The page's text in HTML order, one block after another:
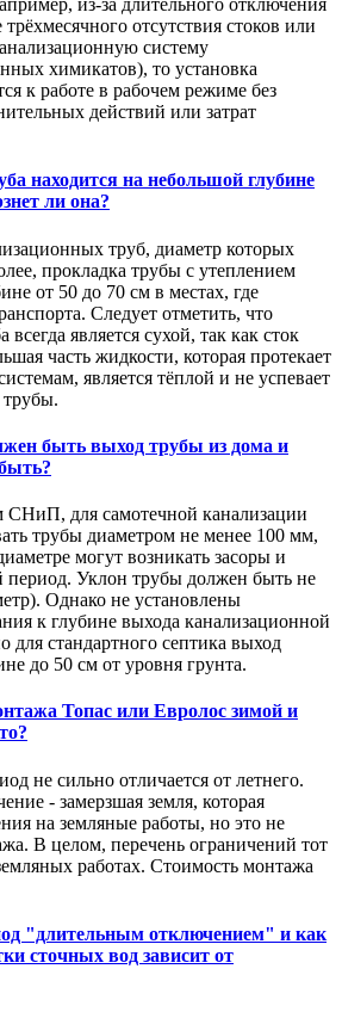
из-за длительного отключения
отсутствия стоков или
систему
химикатов), то установка
к работе в рабочем режиме без
действий или затрат
находится на небольшой глубине
ли она?
труб, диаметр которых
прокладка трубы с утеплением
от 50 до 70 см в местах, где
Следует отметить, что
всегда является сухой, так как сток
часть жидкости, которая протекает
является тёплой и не успевает
трубы.
быть выход трубы из дома и
СНиП, для самотечной канализации
трубы диаметром не менее 100 мм,
могут возникать засоры и
период. Уклон трубы должен быть не
Однако не установлены
к глубине выхода канализационной
стандартного септика выход
до 50 см от уровня грунта.
Топас или Евролос зимой и
не сильно отличается от летнего.
- замерзшая земля, которая
на земляные работы, но это не
В целом, перечень ограничений тот
работах. Стоимость монтажа
"длительным отключением" и как
сточных вод зависит от